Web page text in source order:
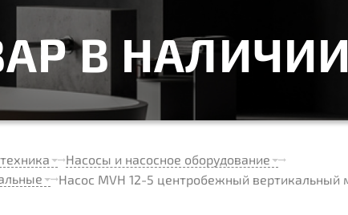
В НАЛИЧИИ
Насосы и насосное оборудование
Насос MVH 12-5 центробежный вертикальный